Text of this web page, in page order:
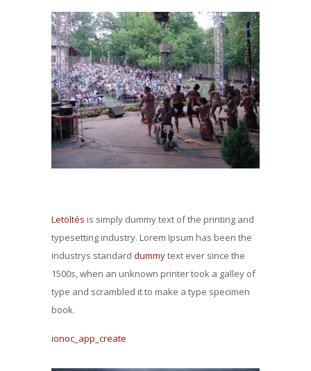
Letöltés is simply dummy text of the printing and
typesetting industry. Lorem Ipsum has been the
industrys standard dummytext ever since the
1500s, when an unknown printer took a galley of
type and scrambled it to make a type specimen
book.
ionoc_app_create